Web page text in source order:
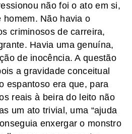
não foi o ato em si,
homem. Não havia o
criminosos de carreira,
Havia uma genuína,
de inocência. A questão
a gravidade conceitual
espantoso era que, para
reais à beira do leito não
um ato trivial, uma “ajuda
enxergar o monstro